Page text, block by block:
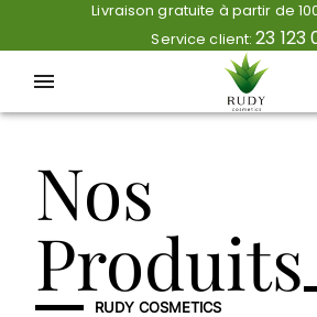
Livraison gratuite à partir de
Service client: 23 123
Nos
Produits
RUDY COSMETICS